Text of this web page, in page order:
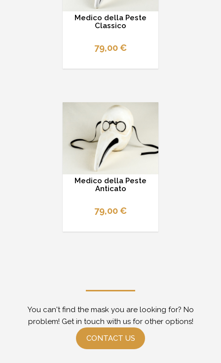
Medico della Peste
Classico
79,00 €
Medico della Peste
Anticato
79,00 €
You can't find the mask you are looking for? No
problem! Get in touch with us for other options!
CONTACT US